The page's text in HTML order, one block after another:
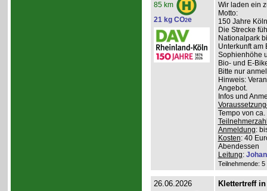
85 km
21 kg CO2e
Wir laden ein
Motto:
150 Jahre
Die Strecke
Nationalpark
Unterkunft am
Sophienhöhe
Bio- und E-
Bitte nur
Hinweis:
Angebot.
Infos und
Tempo von
Anmeldung:
Kosten: 40
Abendessen
Leitung:
Teilnehmende:
26.06.2026 Klettertreff